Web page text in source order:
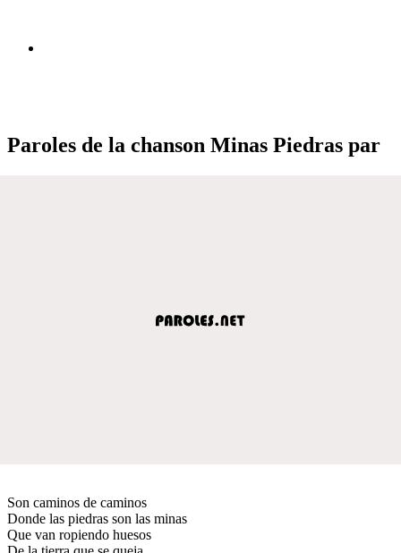
Paroles de la chanson Minas Piedras par
Son caminos de caminos
Donde las piedras son las minas
Que van ropiendo huesos